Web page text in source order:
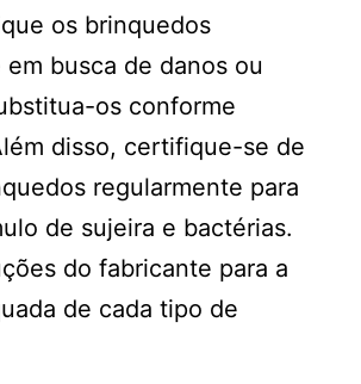
os brinquedos
busca de danos ou
os conforme
disso, certifique-se de
regularmente para
de sujeira e bactérias.
do fabricante para a
de cada tipo de